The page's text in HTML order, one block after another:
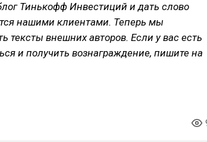
Тинькофф Инвестиций и дать слово
нашими клиентами. Теперь мы
тексты внешних авторов. Если у вас есть
и получить вознаграждение, пишите на